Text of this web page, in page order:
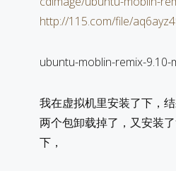
http://115.com/file/
ubuntu-moblin-remix-9.10-
我在虚拟机里安装了下，
两个包卸载掉了，又安装
下，